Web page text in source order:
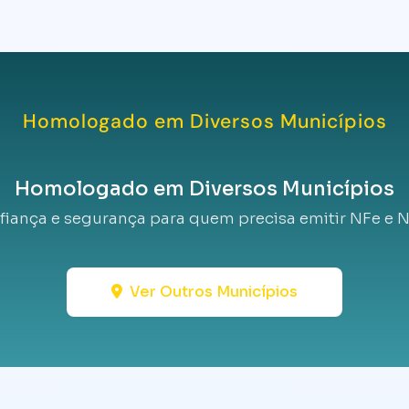
Homologado em Diversos Municípios
Homologado em Diversos Municípios
e segurança para quem precisa emitir NFe e
Ver Outros Municípios